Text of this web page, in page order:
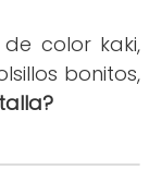
de color kaki,
bonitos,